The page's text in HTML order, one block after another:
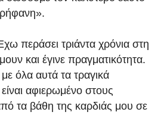
περάσει τριάντα χρόνια στη
και έγινε πραγματικότητα.
όλα αυτά τα τραγικά
αφιερωμένο στους
τα βάθη της καρδιάς μου σε